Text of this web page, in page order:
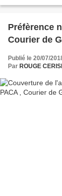
Préfèrence
Courier de
Publié le 20/07/
Par ROUGE